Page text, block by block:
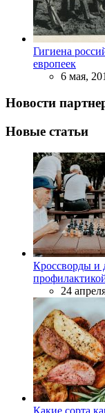
Гигиена
европеек
6 мая,
Новости
Новые статьи
Кроссворды и
24
Какие сорта